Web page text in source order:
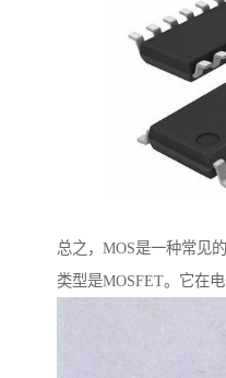
总之，MOS是一种常见
类型是MOSFET。它在